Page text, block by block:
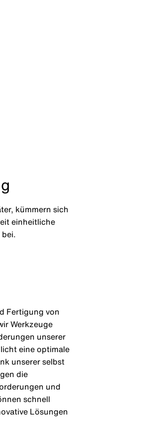
kümmern sich
einheitliche
Fertigung von
Werkzeuge
unserer
eine optimale
unserer selbst
die
und
schnell
Lösungen